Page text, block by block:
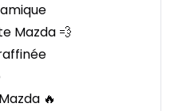
Mazda 💨
🔥